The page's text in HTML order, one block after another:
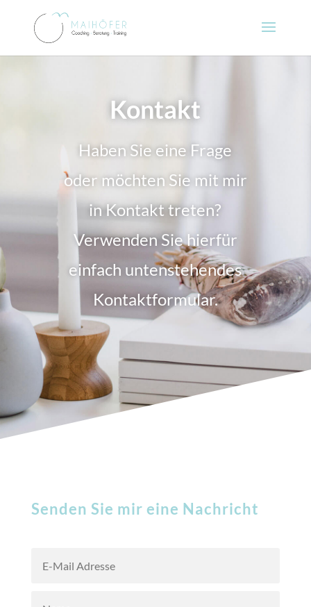
Kontakt
Haben Sie eine Frage
oder möchten Sie mit mir
in Kontakt treten?
Verwenden Sie hierfür
einfach untenstehendes
Kontaktformular.
Senden Sie mir eine Nachricht